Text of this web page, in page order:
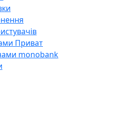
Приват
monobank